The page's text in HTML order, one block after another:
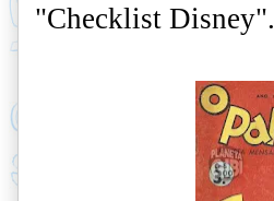
"Checklist Disney".